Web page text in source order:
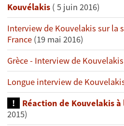
Kouvélakis ( 5 juin 2016)
Interview de Kouvelakis sur la
France (19 mai 2016)
Grèce - Interview de Kouvelakis
Longue interview de
Réaction de Kouvelakis à
2015)